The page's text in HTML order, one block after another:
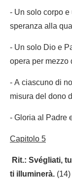
- Un solo corpo
speranza alla
- Un solo Dio e
opera per
- A ciascuno di
misura del dono
- Gloria al Padre
Capitolo 5
Rit.: Svégliati,
ti illuminerà.(14)